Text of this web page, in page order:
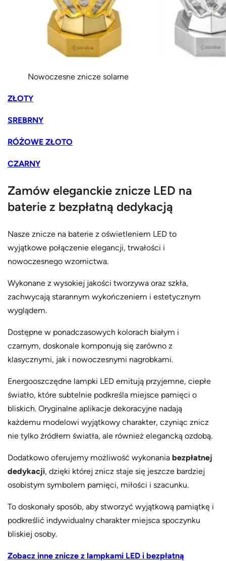
Nowoczesne znicze solarne
ZŁOTY
SREBRNY
RÓŻOWE ZŁOTO
CZARNY
Zamów eleganckie znicze LED na
baterie z bezpłatną dedykacją
Nasze znicze na baterie z oświetleniem LED to
wyjątkowe połączenie elegancji, trwałości i
nowoczesnego wzornictwa.
Wykonane z wysokiej jakości tworzywa oraz szkła,
zachwycają starannym wykończeniem i estetycznym
wyglądem.
Dostępne w ponadczasowych kolorach białym i
czarnym, doskonale komponują się zarówno z
klasycznymi, jak i nowoczesnymi nagrobkami.
Energooszczędne lampki LED emitują przyjemne, ciepłe
światło, które subtelnie podkreśla miejsce pamięci o
bliskich. Oryginalne aplikacje dekoracyjne nadają
każdemu modelowi wyjątkowy charakter, czyniąc znicz
nie tylko źródłem światła, ale również elegancką ozdobą.
Dodatkowo oferujemy możliwość wykonania bezpłatnej
dedykacji, dzięki której znicz staje się jeszcze bardziej
osobistym symbolem pamięci, miłości i szacunku.
To doskonały sposób, aby stworzyć wyjątkową pamiątkę i
podkreślić indywidualny charakter miejsca spoczynku
bliskiej osoby.
Zobacz inne znicze z lampkami LED i bezpłatną